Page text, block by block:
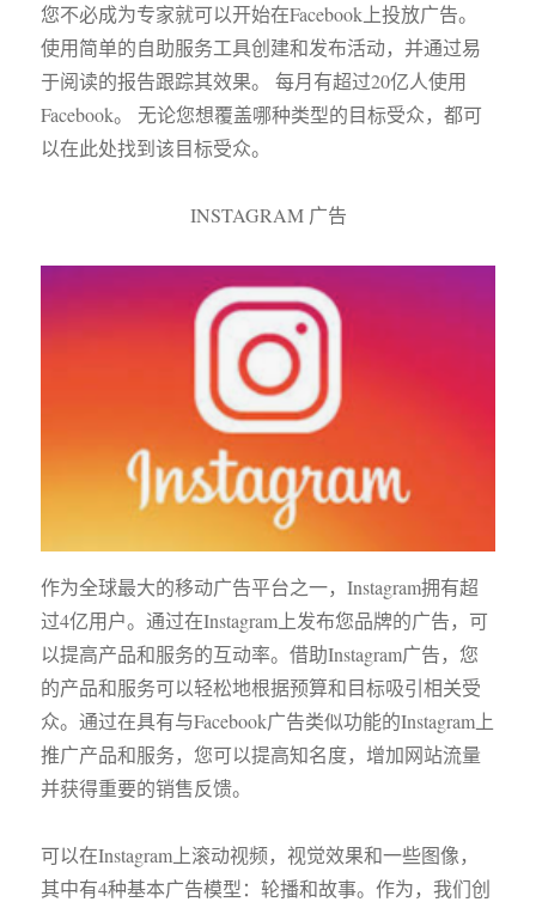
您不必成为专家就可以开始在Facebook上投放广告。
使用简单的自助服务工具创建和发布活动，并通过易
于阅读的报告跟踪其效果。 每月有超过20亿人使用
Facebook。 无论您想覆盖哪种类型的目标受众，都可
以在此处找到该目标受众。
INSTAGRAM 广告
作为全球最大的移动广告平台之一，Instagram拥有超
过4亿用户。通过在Instagram上发布您品牌的广告，可
以提高产品和服务的互动率。借助Instagram广告，您
的产品和服务可以轻松地根据预算和目标吸引相关受
众。通过在具有与Facebook广告类似功能的Instagram上
推广产品和服务，您可以提高知名度，增加网站流量
并获得重要的销售反馈。
可以在Instagram上滚动视频，视觉效果和一些图像，
其中有4种基本广告模型：轮播和故事。作为，我们创